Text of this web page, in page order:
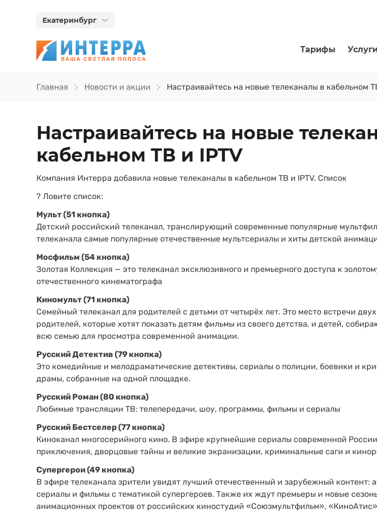
Екатеринбург
Тарифы
Главная Новости и акции Настраивайтесь на новые телеканалы в кабельном
Настраивайтесь на новые
кабельном ТВ и IPTV
Компания Интерра добавила новые телеканалы в кабельном ТВ и IPTV. Список
? Ловите список:
Мульт (51 кнопка)
Детский российский телеканал, транслирующий современные популярные
телеканала самые популярные отечественные мультсериалы и хиты детской
Мосфильм (54 кнопка)
Золотая Коллекция — это телеканал эксклюзивного и премьерного доступа к
отечественного кинематографа
Киномульт (71 кнопка)
Семейный телеканал для родителей с детьми от четырёх лет. Это место встречи
родителей, которые хотят показать детям фильмы из своего детства, и детей,
всю семью для просмотра современной анимации.
Русский Детектив (79 кнопка)
Это комедийные и мелодраматические детективы, сериалы о полиции, боевики и
драмы, собранные на одной площадке.
Русский Роман (80 кнопка)
Любимые трансляции ТВ: телепередачи, шоу, программы, фильмы и сериалы
Русский Бестселер (77 кнопка)
Киноканал многосерийного кино. В эфире крупнейшие сериалы современной
приключения, дворцовые тайны и великие экранизации, криминальные саги и
Супергерои (49 кнопка)
В эфире телеканала зрители увидят лучший отечественный и зарубежный контент:
сериалы и фильмы с тематикой супергероев. Также их ждут премьеры и новые
анимационных проектов от российских киностудий «Союзмультфильм»,